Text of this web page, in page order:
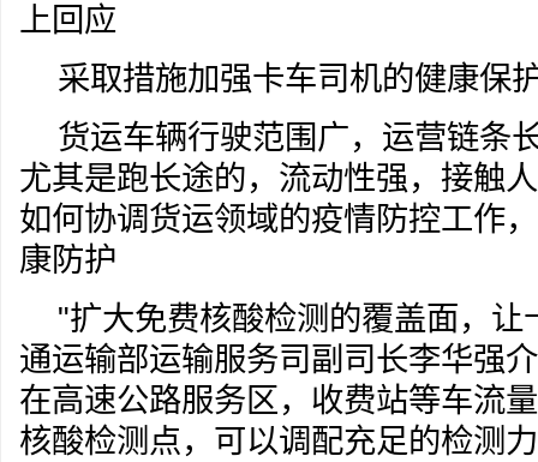
上回应
采取措施加强卡车司机的健康保
货运车辆行驶范围广，运营链条
尤其是跑长途的，流动性强，接触
如何协调货运领域的疫情防控工作
康防护
"扩大免费核酸检测的覆盖面，让
通运输部运输服务司副司长李华强
在高速公路服务区，收费站等车流
核酸检测点，可以调配充足的检测